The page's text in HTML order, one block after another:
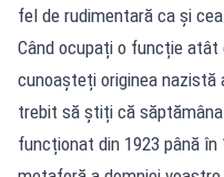
fel de rudimentară ca și
Când ocupați o funcție
cunoașteți originea
trebit să știți că
funcționat din 1923 până